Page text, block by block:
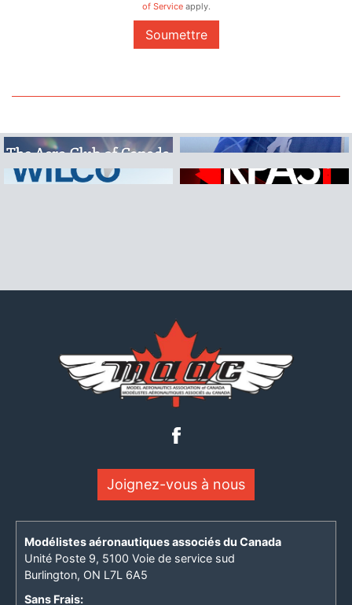
of Serviceapply.
Soumettre
Joignez-vous à nous
Modélistes aéronautiques associés du Canada
Unité Poste 9, 5100 Voie de service sud
Burlington, ON L7L 6A5
Sans Frais: